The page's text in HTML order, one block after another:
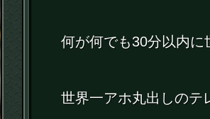
何が何でも30分以内に
世界一アホ丸出しのテ